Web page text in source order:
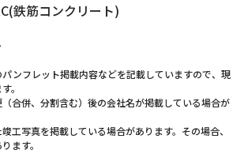
鉄筋コンクリート)
ンフレット掲載内容などを記載していますので、現
。
合併、分割含む）後の会社名が掲載している場合が
工写真を掲載している場合があります。その場合、
ます。